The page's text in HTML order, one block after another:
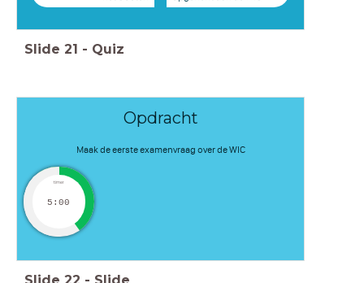
Slide 21 - Quiz
Opdracht
Maak de eerste examenvraag over de WIC
timer
5:00
Slide 22 - Slide